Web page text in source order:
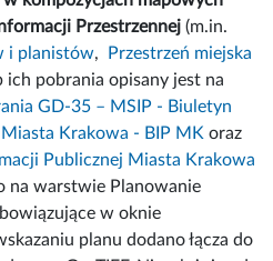
Przestrzennej (m.in.
i planistów,
Przestrzeń miejska
ich pobrania opisany jest na
GD-35 – MSIP - Biuletyn
Krakowa - BIP MK oraz
Publicznej Miasta Krakowa
na warstwie Planowanie
w oknie
planu dodano łącza do